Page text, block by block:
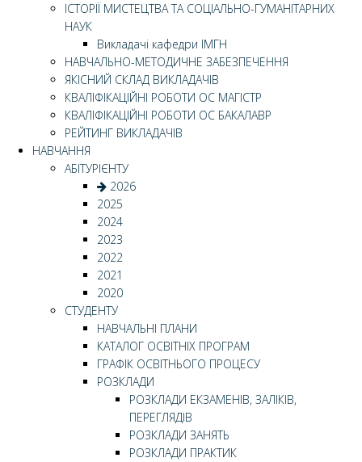
ІСТОРІЇ МИСТЕЦТВА ТА СОЦІАЛЬНО-ГУМАНІТАРНИХ
НАУК
Викладачі кафедри ІМГН
НАВЧАЛЬНО-МЕТОДИЧНЕ ЗАБЕЗПЕЧЕННЯ
ЯКІСНИЙ СКЛАД ВИКЛАДАЧІВ
КВАЛІФІКАЦІЙНІ РОБОТИ ОС МАГІСТР
КВАЛІФІКАЦІЙНІ РОБОТИ ОС БАКАЛАВР
РЕЙТИНГ ВИКЛАДАЧІВ
НАВЧАННЯ
АБІТУРІЄНТУ
2026
2025
2024
2023
2022
2021
2020
СТУДЕНТУ
НАВЧАЛЬНІ ПЛАНИ
КАТАЛОГ ОСВІТНІХ ПРОГРАМ
ГРАФІК ОСВІТНЬОГО ПРОЦЕСУ
РОЗКЛАДИ
РОЗКЛАДИ ЕКЗАМЕНІВ, ЗАЛІКІВ,
ПЕРЕГЛЯДІВ
РОЗКЛАДИ ЗАНЯТЬ
РОЗКЛАДИ ПРАКТИК